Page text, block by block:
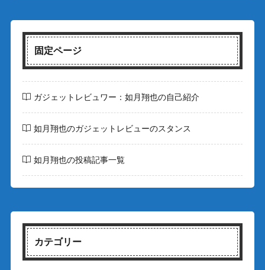
固定ページ
ガジェットレビュワー：如月翔也の自己紹介
如月翔也のガジェットレビューのスタンス
如月翔也の投稿記事一覧
カテゴリー